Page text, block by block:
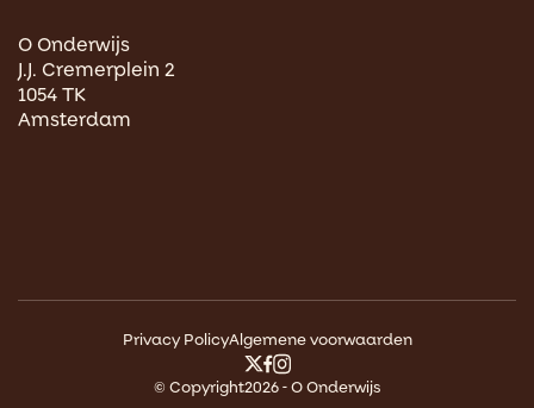
O Onderwijs
J.J. Cremerplein 2
1054 TK
Amsterdam
© Copyright2026 - O Onderwijs
Privacy PolicyAlgemene voorwaarden